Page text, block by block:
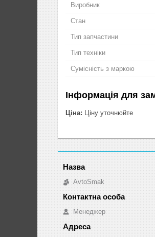
Виробник
Стан
Тип запчастини
Тип техніки
Сумісність з маркою
Інформація для
Ціна: Ціну уточнюйте
AvtoSmak
Менеджер